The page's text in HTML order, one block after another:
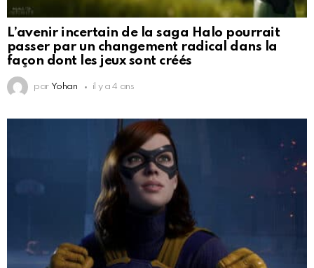
L’avenir incertain de la saga Halo pourrait
passer par un changement radical dans la
façon dont les jeux sont créés
par Yohan il y a 4 ans